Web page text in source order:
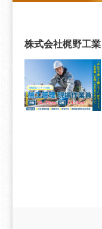
株式会社梶野工業